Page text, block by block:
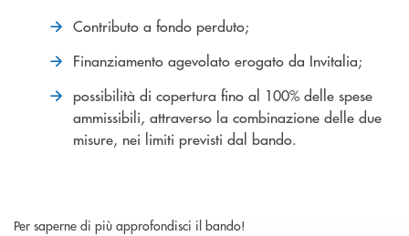
Contributo a fondo perduto;
Finanziamento agevolato erogato da Invitalia;
possibilità di copertura fino al 100% delle spese
ammissibili, attraverso la combinazione delle due
misure, nei limiti previsti dal bando.
Per saperne di più approfondisci il bando!